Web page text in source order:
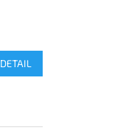
DETAIL